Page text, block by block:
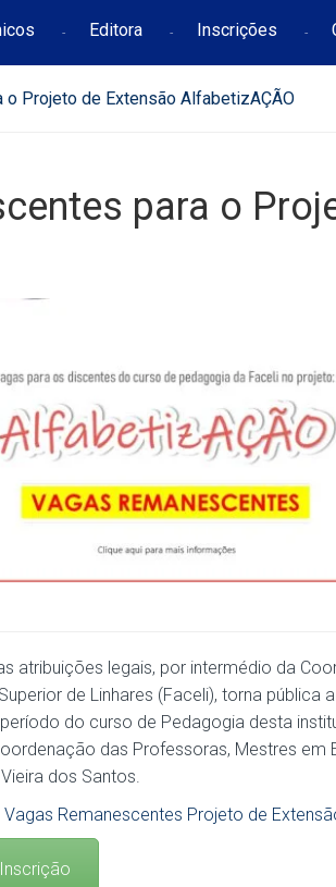
Editora Inscrições
Projeto de Extensão AlfabetizAÇÃO
para o
atribuições legais, por intermédio da
de Linhares (Faceli), torna pública
do curso de Pedagogia desta
das Professoras, Mestres em
dos Santos.
Remanescentes Projeto de
Inscrição